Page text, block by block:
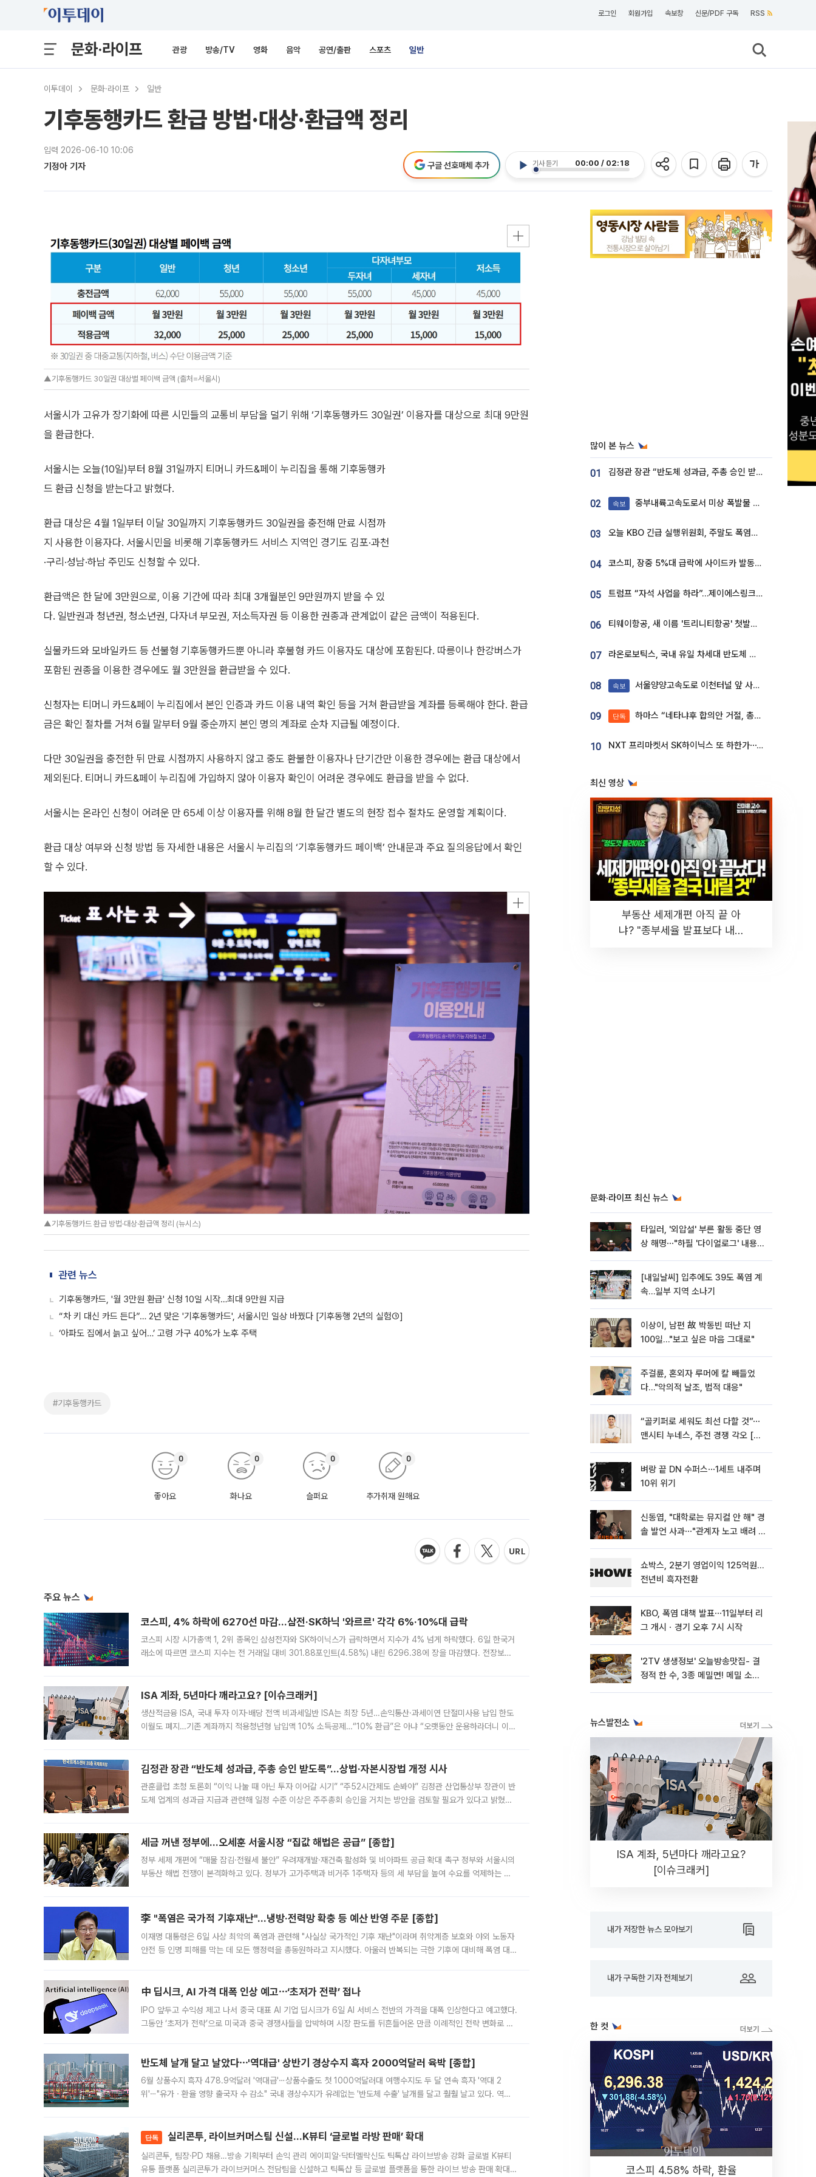
로그인 회원가입 속보창 신문/PDF 구독 RSS
문화·라이프 관광 방송/TV 영화 음악 공연/출판 스포츠 일반
이투데이 문화·라이프 일반
기후동행카드 환급 방법·대상·환급액 정리
입력 2026-06-10 10:06
기정아 기자 기사 듣기 00:00 / 02:18
구글 선호매체 추가
▲기후동행카드 30일권 대상별 페이백 금액 (출처=서울시)
서울시가 고유가 장기화에 따른 시민들의 교통비 부담을 덜기 위해 ‘기후동행카드 30일권’ 이용자를 대상으로 최대 9만원
을 환급한다.
서울시는 오늘(10일)부터 8월 31일까지 티머니 카드&페이 누리집을 통해 기후동행카
드 환급 신청을 받는다고 밝혔다.
환급 대상은 4월 1일부터 이달 30일까지 기후동행카드 30일권을 충전해 만료 시점까
지 사용한 이용자다. 서울시민을 비롯해 기후동행카드 서비스 지역인 경기도 김포·과천
·구리·성남·하남 주민도 신청할 수 있다.
환급액은 한 달에 3만원으로, 이용 기간에 따라 최대 3개월분인 9만원까지 받을 수 있
다. 일반권과 청년권, 청소년권, 다자녀 부모권, 저소득자권 등 이용한 권종과 관계없이 같은 금액이 적용된다.
실물카드와 모바일카드 등 선불형 기후동행카드뿐 아니라 후불형 카드 이용자도 대상에 포함된다. 따릉이나 한강버스가
포함된 권종을 이용한 경우에도 월 3만원을 환급받을 수 있다.
신청자는 티머니 카드&페이 누리집에서 본인 인증과 카드 이용 내역 확인 등을 거쳐 환급받을 계좌를 등록해야 한다. 환급
금은 확인 절차를 거쳐 6월 말부터 9월 중순까지 본인 명의 계좌로 순차 지급될 예정이다.
다만 30일권을 충전한 뒤 만료 시점까지 사용하지 않고 중도 환불한 이용자나 단기간만 이용한 경우에는 환급 대상에서
제외된다. 티머니 카드&페이 누리집에 가입하지 않아 이용자 확인이 어려운 경우에도 환급을 받을 수 없다.
서울시는 온라인 신청이 어려운 만 65세 이상 이용자를 위해 8월 한 달간 별도의 현장 접수 절차도 운영할 계획이다.
환급 대상 여부와 신청 방법 등 자세한 내용은 서울시 누리집의 ‘기후동행카드 페이백’ 안내문과 주요 질의응답에서 확인
할 수 있다.
▲기후동행카드 환급 방법·대상·환급액 정리 (뉴시스)
관련 뉴스
기후동행카드, '월 3만원 환급' 신청 10일 시작…최대 9만원 지급
“차 키 대신 카드 든다”… 2년 맞은 '기후동행카드', 서울시민 일상 바꿨다 [기후동행 2년의 실험①]
‘아파도 집에서 늙고 싶어…’ 고령 가구 40%가 노후 주택
#기후동행카드
좋아요
0
화나요
0
슬퍼요
0
추가취재 원해요
0
주요 뉴스
코스피, 4% 하락에 6270선 마감…삼전·SK하닉 '와르르' 각각 6%·10%대 급락
코스피 시장 시가총액 1, 2위 종목인 삼성전자와 SK하이닉스가 급락하면서 지수가 4% 넘게 하락했다. 6일 한국거
래소에 따르면 코스피 지수는 전 거래일 대비 301.88포인트(4.58%) 내린 6296.38에 장을 마감했다. 전장보다
ISA 계좌, 5년마다 깨라고요? [이슈크래커]
생산적금융 ISA, 국내 투자 이자·배당 전액 비과세일반 ISA는 최장 5년…손익통산·과세이연 단절미사용 납입 한도
이월도 폐지…기존 계좌까지 적용청년형 납입액 10% 소득공제…“10% 환급”은 아냐 “오랫동안 운용하라더니 이제
김정관 장관 “반도체 성과급, 주총 승인 받도록”…상법·자본시장법 개정 시사
관훈클럽 초청 토론회 “이익 나눌 때 아닌 투자 이어갈 시기” “주52시간제도 손봐야” 김정관 산업통상부 장관이 반
도체 업계의 성과급 지급과 관련해 일정 수준 이상은 주주총회 승인을 거치는 방안을 검토할 필요가 있다고 밝혔다.
세금 꺼낸 정부에…오세훈 서울시장 “집값 해법은 공급” [종합]
정부 세제 개편에 “매물 잠김·전월세 불안” 우려재개발·재건축 활성화 및 비아파트 공급 확대 촉구 정부와 서울시의
부동산 해법 전쟁이 본격화하고 있다. 정부가 고가주택과 비거주 1주택자 등의 세 부담을 높여 수요를 억제하는 카
李 "폭염은 국가적 기후재난"…냉방·전력망 확충 등 예산 반영 주문 [종합]
이재명 대통령은 6일 사상 최악의 폭염과 관련해 "사실상 국가적인 기후 재난"이라며 취약계층 보호와 야외 노동자
안전 등 인명 피해를 막는 데 모든 행정력을 총동원하라고 지시했다. 아울러 반복되는 극한 기후에 대비해 폭염 대응
中 딥시크, AI 가격 대폭 인상 예고⋯‘초저가 전략’ 접나
IPO 앞두고 수익성 제고 나서 중국 대표 AI 기업 딥시크가 6일 AI 서비스 전반의 가격을 대폭 인상한다고 예고했다.
그동안 ‘초저가 전략’으로 미국과 중국 경쟁사들을 압박하며 시장 판도를 뒤흔들어온 만큼 이례적인 전략 변화로 평
반도체 날개 달고 날았다⋯'역대급' 상반기 경상수지 흑자 2000억달러 육박 [종합]
6월 상품수지 흑자 478.9억달러 '역대급'⋯상품수출도 첫 1000억달러대 여행수지도 두 달 연속 흑자 '역대 2
위'⋯"유가ㆍ환율 영향 출국자 수 감소" 국내 경상수지가 유례없는 '반도체 수출' 날개를 달고 훨훨 날고 있다. 역대
단독 실리콘투, 라이브커머스팀 신설…K뷰티 ‘글로벌 라방 판매’ 확대
실리콘투, 팀장·PD 채용…방송 기획부터 손익 관리 에이피알·닥터멜락신도 틱톡샵 라이브방송 강화 글로벌 K뷰티
유통 플랫폼 실리콘투가 라이브커머스 전담팀을 신설하고 틱톡샵 등 글로벌 플랫폼을 통한 라이브 방송 판매 확대에
많이 본 뉴스
01 김정관 장관 “반도체 성과급, 주총 승인 받도록”…상법·자본시장법 개정 시사
02 속보 중부내륙고속도로서 미상 폭발물 발견
03 오늘 KBO 긴급 실행위원회, 주말도 폭염취소 될까
04 코스피, 장중 5%대 급락에 사이드카 발동…삼성·SK 동반 폭락
05 트럼프 “자석 사업을 하라”…제이에스링크, 비중국 영구자석 공급망 구축 속도
06 티웨이항공, 새 이름 '트리니티항공' 첫발…SSC 전략 본격화
07 라온로보틱스, 국내 유일 차세대 반도체 공정 로봇 개발 ‘고객사 테스트 진행’
08 속보 서울양양고속도로 이천터널 앞 사고 발생
09 단독 하마스 “네타냐후 합의안 거절, 총선 앞두고 시간 끌기”
10 NXT 프리마켓서 SK하이닉스 또 하한가⋯‘11주 거래’에 시초가 왜곡
최신 영상
부동산 세제개편 아직 끝 아
냐? "종부세율 발표보다 내릴
문화·라이프 최신 뉴스
타일러, '외압설' 부른 활동 중단 영
상 해명⋯"하필 '다이얼로그' 내용이
[내일날씨] 입추에도 39도 폭염 계
속…일부 지역 소나기
이상이, 남편 故 박동빈 떠난 지
100일…"보고 싶은 마음 그대로"
주걸륜, 혼외자 루머에 칼 빼들었
다…"악의적 날조, 법적 대응"
“골키퍼로 세워도 최선 다할 것”⋯
맨시티 누네스, 주전 경쟁 각오 [인
벼랑 끝 DN 수퍼스⋯1세트 내주며
10위 위기
신동엽, "대학로는 뮤지컬 안 해" 경
솔 발언 사과⋯"관계자 노고 배려 못
쇼박스, 2분기 영업이익 125억원…
전년비 흑자전환
KBO, 폭염 대책 발표⋯11일부터 리
그 개시ㆍ경기 오후 7시 시작
'2TV 생생정보' 오늘방송맛집- 결
정적 한 수, 3종 메밀면! 메밀 소바
뉴스발전소
ISA 계좌, 5년마다 깨라고요?
[이슈크래커]
내가 저장한 뉴스 모아보기
내가 구독한 기자 전체보기
한 컷
코스피 4.58% 하락, 환율